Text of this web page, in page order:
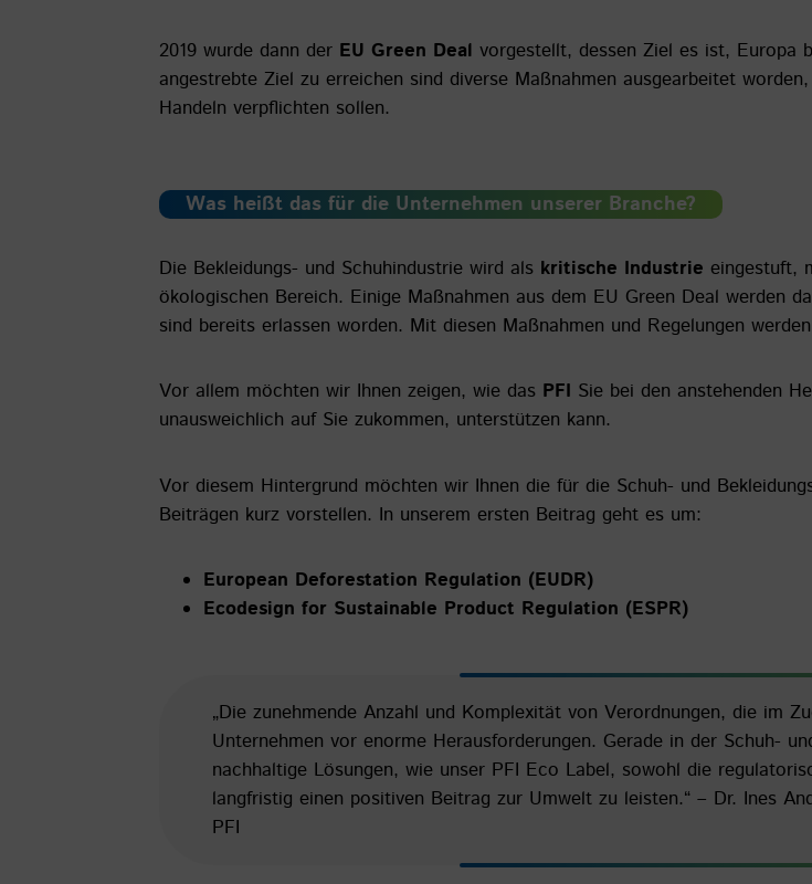
2019 wurde dann der EU Green Deal vorgestellt, dessen Ziel es ist, Europa
angestrebte Ziel zu erreichen sind diverse Maßnahmen ausgearbeitet
Handeln verpflichten sollen.
Was heißt das für die Unternehmen unserer Branche?
Die Bekleidungs- und Schuhindustrie wird als kritische Industrie eingestuft,
ökologischen Bereich. Einige Maßnahmen aus dem EU Green Deal werden
sind bereits erlassen worden. Mit diesen Maßnahmen und Regelungen
Vor allem möchten wir Ihnen zeigen, wie das PFI Sie bei den anstehenden
unausweichlich auf Sie zukommen, unterstützen kann.
Vor diesem Hintergrund möchten wir Ihnen die für die Schuh- und
Beiträgen kurz vorstellen. In unserem ersten Beitrag geht es um:
European Deforestation Regulation (EUDR)
Ecodesign for Sustainable Product Regulation (ESPR)
„Die zunehmende Anzahl und Komplexität von Verordnungen, die im
Unternehmen vor enorme Herausforderungen. Gerade in der Schuh-
nachhaltige Lösungen, wie unser PFI Eco Label, sowohl die
langfristig einen positiven Beitrag zur Umwelt zu leisten.“ – Dr. Ines
PFI